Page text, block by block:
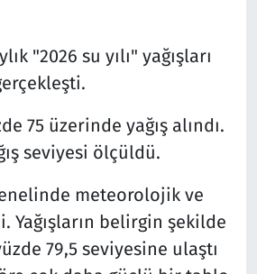
"2026 su yılı" yağışları
75 üzerinde yağış alındı.
seviyesi ölçüldü.
meteorolojik ve
belirgin şekilde
79,5 seviyesine ulaştı